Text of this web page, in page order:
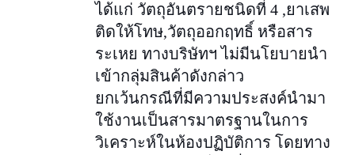
ได้แก่ วัตถุอันตรายชนิดที่ 4 ,ยาเสพ
ติดให้โทษ,วัตถุออกฤทธิ์ หรือสาร
ระเหย ทางบริษัทฯ ไม่มีนโยบายนำ
เข้ากลุ่มสินค้าดังกล่าว
ยกเว้นกรณีที่มีความประสงค์นำมา
ใช้งานเป็นสารมาตรฐานในการ
วิเคราะห์ในห้องปฏิบัติการ โดยทาง